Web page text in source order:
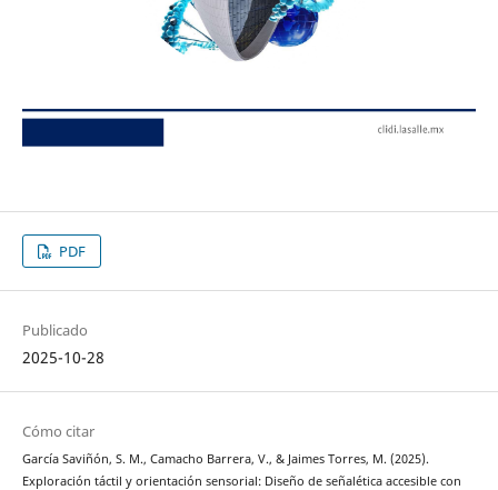
PDF
Publicado
2025-10-28
Cómo citar
García Saviñón, S. M., Camacho Barrera, V., & Jaimes Torres, M. (2025).
Exploración táctil y orientación sensorial: Diseño de señalética accesible con